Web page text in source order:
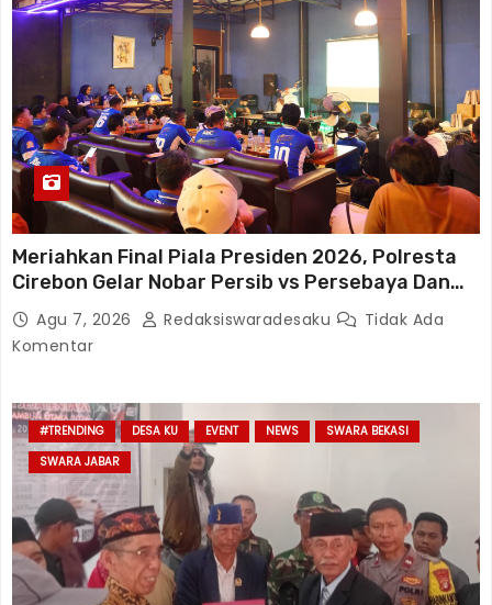
Meriahkan Final Piala Presiden 2026, Polresta
Cirebon Gelar Nobar Persib vs Persebaya Dan
Bagi-Bagi Motor Listrik
Agu 7, 2026 Redaksiswaradesaku
Tidak Ada
Komentar
#TRENDING DESA KU EVENT NEWS
SWARA BEKASI
SWARA JABAR